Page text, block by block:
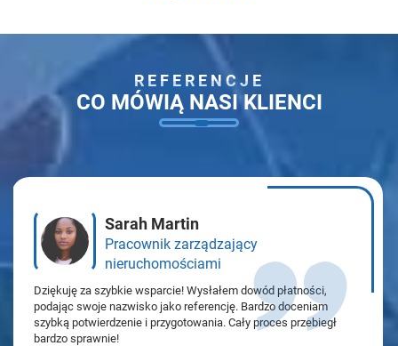
REFERENCJE
CO MÓWIĄ NASI KLIENCI
Sarah Martin
Pracownik zarządzający
nieruchomościami
Dziękuję za szybkie wsparcie! Wysłałem dowód płatności,
podając swoje nazwisko jako referencję. Bardzo doceniam
szybką potwierdzenie i przygotowania. Cały proces przebiegł
bardzo sprawnie!